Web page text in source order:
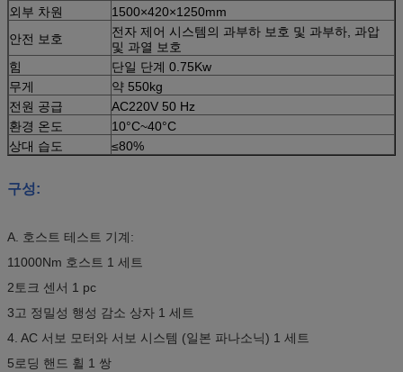
외부 차원
1500×420×1250mm
안전 보호
전자 제어 시스템의 과부하 보호 및 과부하, 과압
및 과열 보호
힘
단일 단계 0.75Kw
무게
약 550kg
전원 공급
AC220V 50 Hz
환경 온도
10°C~40°C
상대 습도
≤80%
구성:
A. 호스트 테스트 기계:
11000Nm 호스트 1 세트
2토크 센서 1 pc
3고 정밀성 행성 감소 상자 1 세트
4. AC 서보 모터와 서보 시스템 (일본 파나소닉) 1 세트
5로딩 핸드 휠 1 쌍